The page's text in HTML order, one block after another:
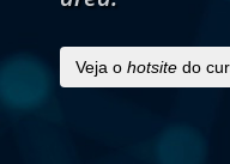
Veja o hotsite do